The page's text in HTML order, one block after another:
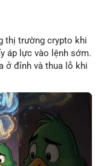
thị trường crypto khi
áp lực vào lệnh sớm.
ở đỉnh và thua lỗ khi